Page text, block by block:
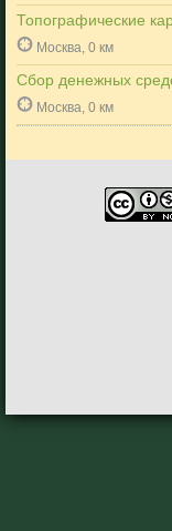
Топографические
Москва, 0 км
Сбор денежных
Москва, 0 км